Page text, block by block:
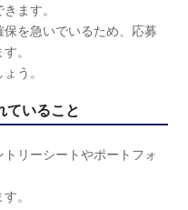
ます。
を急いでいるため、応募
。
う。
ていること
リーシートやポートフォ
。